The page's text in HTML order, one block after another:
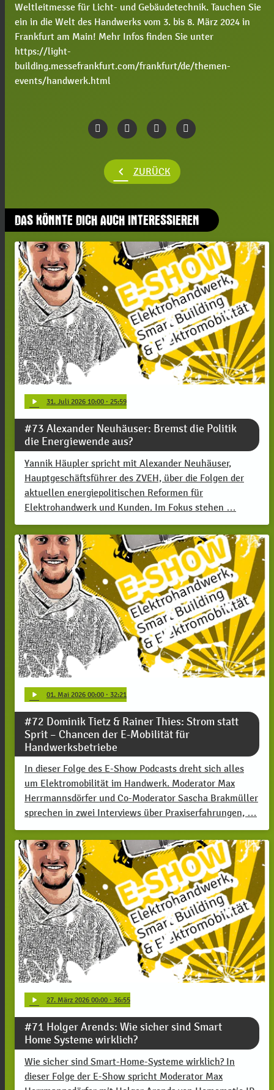
Weltleitmesse für Licht- und Gebäudetechnik. Tauchen Sie
ein in die Welt des Handwerks vom 3. bis 8. März 2024 in
Frankfurt am Main! Mehr Infos finden Sie unter
https://light-
building.messefrankfurt.com/frankfurt/de/themen-
events/handwerk.html
chevron_left ZURÜCK
DAS KÖNNTE DICH AUCH INTERESSIEREN
play_arrow 31. Juli 2026 10:00 · 25:59
#73 Alexander Neuhäuser: Bremst die Politik
die Energiewende aus?
Yannik Häupler spricht mit Alexander Neuhäuser,
Hauptgeschäftsführer des ZVEH, über die Folgen der
aktuellen energiepolitischen Reformen für
Elektrohandwerk und Kunden. Im Fokus stehen …
play_arrow 01. Mai 2026 00:00 · 32:21
#72 Dominik Tietz & Rainer Thies: Strom statt
Sprit – Chancen der E-Mobilität für
Handwerksbetriebe
In dieser Folge des E-Show Podcasts dreht sich alles
um Elektromobilität im Handwerk. Moderator Max
Herrmannsdörfer und Co-Moderator Sascha Brakmüller
sprechen in zwei Interviews über Praxiserfahrungen, …
play_arrow 27. März 2026 00:00 · 36:55
#71 Holger Arends: Wie sicher sind Smart
Home Systeme wirklich?
Wie sicher sind Smart-Home-Systeme wirklich? In
dieser Folge der E-Show spricht Moderator Max